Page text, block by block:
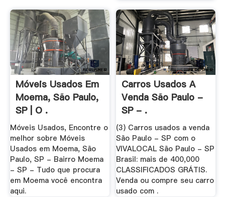
Móveis Usados Em
Moema, São Paulo,
SP | O .
Móveis Usados, Encontre o
melhor sobre Móveis
Usados em Moema, São
Paulo, SP - Bairro Moema
- SP - Tudo que procura
em Moema você encontra
aqui.
Carros Usados A
Venda São Paulo -
SP - .
(3) Carros usados a venda
São Paulo - SP com o
VIVALOCAL São Paulo - SP
Brasil: mais de 400,000
CLASSIFICADOS GRÁTIS.
Venda ou compre seu carro
usado com .